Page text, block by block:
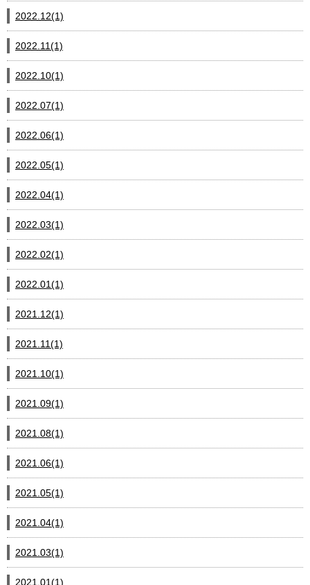
2022.12(1)
2022.11(1)
2022.10(1)
2022.07(1)
2022.06(1)
2022.05(1)
2022.04(1)
2022.03(1)
2022.02(1)
2022.01(1)
2021.12(1)
2021.11(1)
2021.10(1)
2021.09(1)
2021.08(1)
2021.06(1)
2021.05(1)
2021.04(1)
2021.03(1)
2021.01(1)